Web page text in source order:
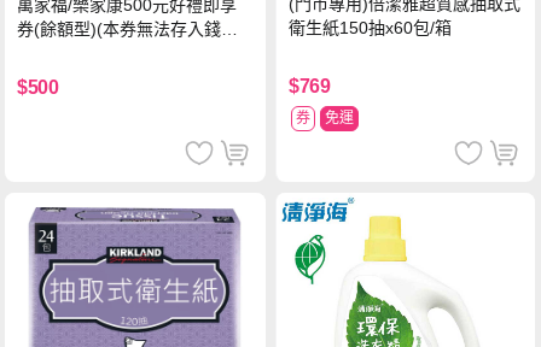
萬家福/樂家康500元好禮即享
券(餘額型)(本券無法存入錢包
$500
衛生紙150抽x60包/箱
$769
券 免運